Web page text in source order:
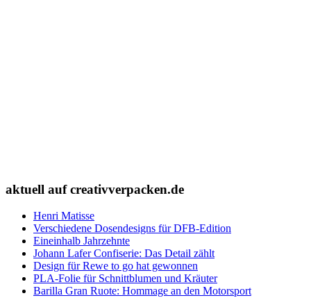
aktuell auf creativverpacken.de
Henri Matisse
Verschiedene Dosendesigns für DFB-Edition
Eineinhalb Jahrzehnte
Johann Lafer Confiserie: Das Detail zählt
Design für Rewe to go hat gewonnen
PLA-Folie für Schnittblumen und Kräuter
Barilla Gran Ruote: Hommage an den Motorsport